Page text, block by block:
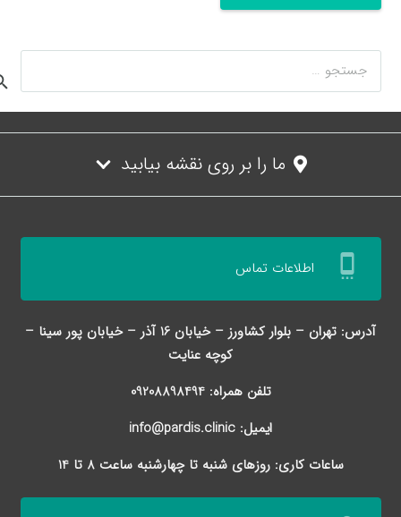
برای:
ما را بر روی نقشه بیابید
settings_cell اطلاعات تماس
آدرس: تهران – بلوار کشاورز – خیابان 16 آذر – خیابان پور سینا –
کوچه عنایت
تلفن همراه: 09208898494
ایمیل: info@pardis.clinic
ساعات کاری: روزهای شنبه تا چهارشنبه ساعت 8 تا 14